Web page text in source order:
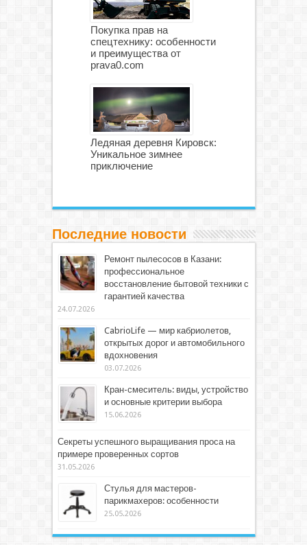
Покупка прав на
спецтехнику: особенности
и преимущества от
prava0.com
Ледяная деревня Кировск:
Уникальное зимнее
приключение
Последние новости
Ремонт пылесосов в Казани:
профессиональное
восстановление бытовой техники с
гарантией качества
24.07.2026
CabrioLife — мир кабриолетов,
открытых дорог и автомобильного
вдохновения
03.07.2026
Кран-смеситель: виды, устройство
и основные критерии выбора
15.06.2026
Секреты успешного выращивания проса на
примере проверенных сортов
31.05.2026
Стулья для мастеров-
парикмахеров: особенности
25.05.2026